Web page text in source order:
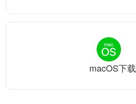
macOS下载